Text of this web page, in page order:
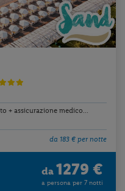
+ assicurazione medico...
da 183 € per notte
da 1279 €
a persona per 7 notti